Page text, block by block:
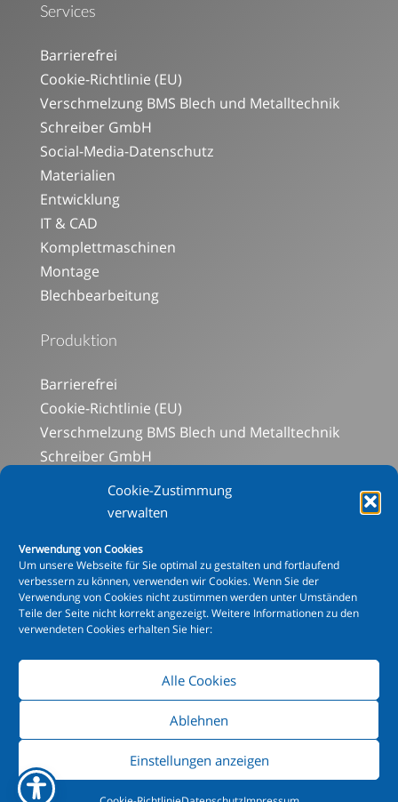
Cookie-Zustimmung
verwalten
Verwendung von Cookies
Um unsere Webseite für Sie optimal zu gestalten und fortlaufend
verbessern zu können, verwenden wir Cookies. Wenn Sie der
Verwendung von Cookies nicht zustimmen werden unter Umständen
Teile der Seite nicht korrekt angezeigt. Weitere Informationen zu den
verwendeten Cookies erhalten Sie hier:
Alle Cookies
Ablehnen
Einstellungen anzeigen
Services
Barrierefrei
Cookie-Richtlinie (EU)
Verschmelzung BMS Blech und Metalltechnik
Schreiber GmbH
Social-Media-Datenschutz
Materialien
Entwicklung
IT & CAD
Komplettmaschinen
Montage
Blechbearbeitung
Produktion
Barrierefrei
Cookie-Richtlinie (EU)
Verschmelzung BMS Blech und Metalltechnik
Schreiber GmbH
Social-Media-Datenschutz
Aluminiumabteilung
Mechanische Bearbeitung
Schweißen
Beschichtung
XXL Pulverbeschichtung
© Copyright 2015 - 2024 mks Metallbau Schreiber
GmbH
Hinweis Pulverbeschichtung|AGB|
IMPRESSUM
|DATENSCHUTZ|SOCIAL-MEDIA-
DATENSCHUTZ